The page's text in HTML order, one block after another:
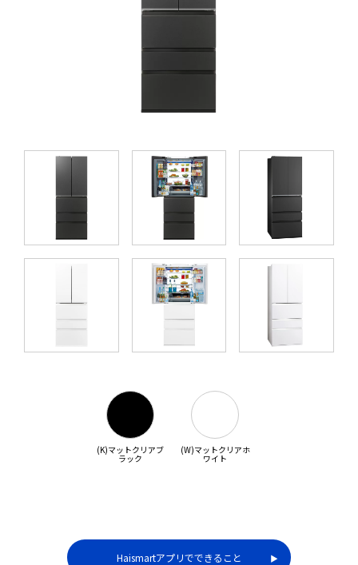
(K)マットクリアブ
ラック
(W)マットクリアホ
ワイト
Haismartアプリでできること ▶︎